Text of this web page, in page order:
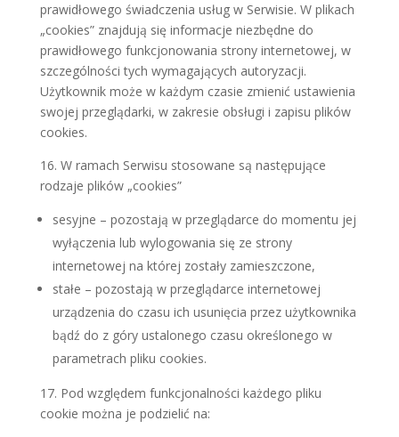
prawidłowego świadczenia usług w Serwisie. W plikach
„cookies” znajdują się informacje niezbędne do
prawidłowego funkcjonowania strony internetowej, w
szczególności tych wymagających autoryzacji.
Użytkownik może w każdym czasie zmienić ustawienia
swojej przeglądarki, w zakresie obsługi i zapisu plików
cookies.
16. W ramach Serwisu stosowane są następujące
rodzaje plików „cookies”
sesyjne – pozostają w przeglądarce do momentu jej
wyłączenia lub wylogowania się ze strony
internetowej na której zostały zamieszczone,
stałe – pozostają w przeglądarce internetowej
urządzenia do czasu ich usunięcia przez użytkownika
bądź do z góry ustalonego czasu określonego w
parametrach pliku cookies.
17. Pod względem funkcjonalności każdego pliku
cookie można je podzielić na: